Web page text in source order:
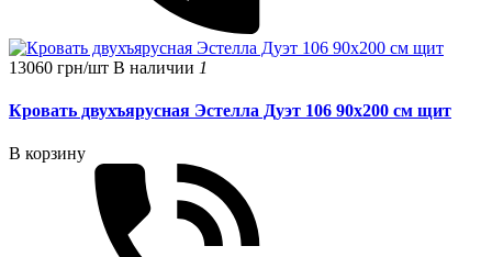
13060 грн/шт В наличии 1
Кровать двухъярусная Эстелла Дуэт 106 90x200 см щит
В корзину